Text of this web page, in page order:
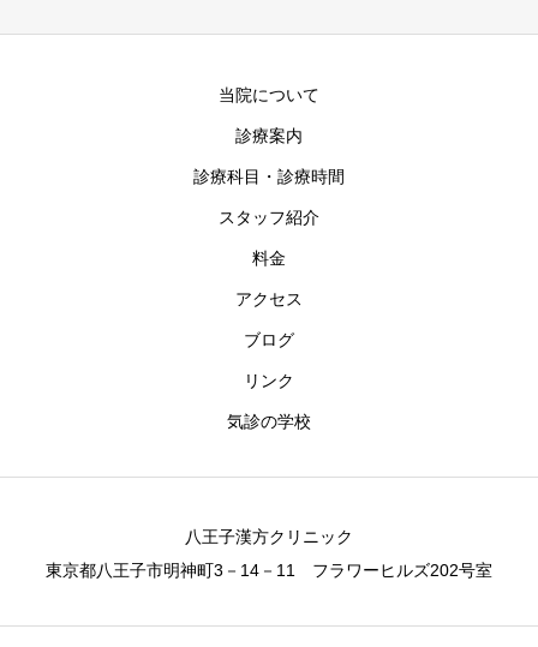
当院について
診療案内
診療科目・診療時間
スタッフ紹介
料金
アクセス
ブログ
リンク
気診の学校
八王子漢方クリニック
東京都八王子市明神町3－14－11 フラワーヒルズ202号室